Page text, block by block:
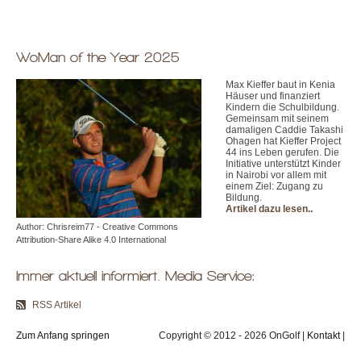
WoMan of the Year 2025
Author: Chrisreim77 - Creative Commons
Attribution-Share Alike 4.0 International
Max Kieffer baut in Kenia
Häuser und finanziert
Kindern die Schulbildung.
Gemeinsam mit seinem
damaligen Caddie Takashi
Ohagen hat Kieffer Project
44 ins Leben gerufen. Die
Initiative unterstützt Kinder
in Nairobi vor allem mit
einem Ziel: Zugang zu
Bildung.
Artikel dazu lesen..
Immer aktuell informiert. Media Service:
RSS Artikel
Zum Anfang springen Copyright © 2012 - 2026 OnGolf | Kontakt|